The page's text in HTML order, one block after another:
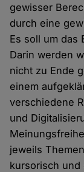
gewisser
durch eine
Es soll um das
Darin werden
nicht zu Ende
einem
verschiedene
und
jeweils
kursorisch und